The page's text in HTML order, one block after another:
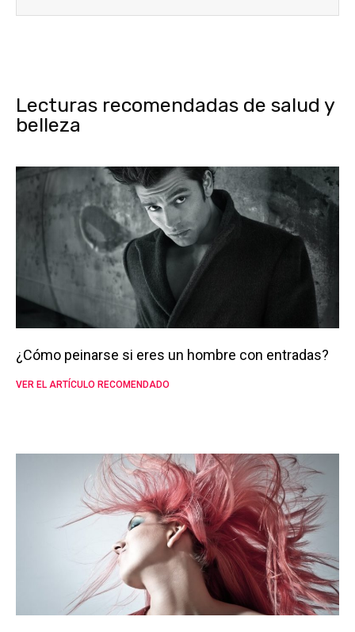
Lecturas recomendadas de salud y
belleza
¿Cómo peinarse si eres un hombre con entradas?
VER EL ARTÍCULO RECOMENDADO